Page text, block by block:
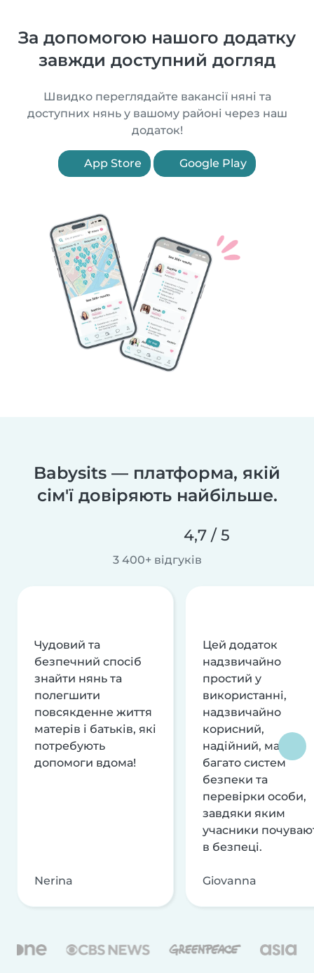
За допомогою нашого додатку
завжди доступний догляд
Швидко переглядайте вакансії няні та
доступних нянь у вашому районі через наш
додаток!
App Store Google Play
Babysits — платформа, якій
сім'ї довіряють найбільше.
4,7 / 5
3 400+ відгуків
Чудовий та
безпечний спосіб
знайти нянь та
полегшити
повсякденне життя
матерів і батьків, які
потребують
допомоги вдома!
Nerina
Цей додаток
надзвичайно
простий у
використанні,
надзвичайно
корисний,
надійний, має
багато систем
безпеки та
перевірки особи,
завдяки яким
учасники
в безпеці.
Giovanna